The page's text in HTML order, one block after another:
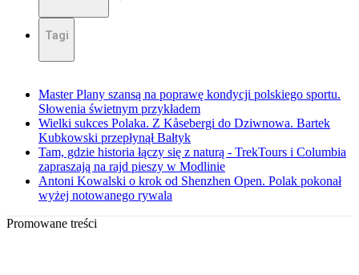
Tagi
Master Plany szansą na poprawę kondycji polskiego sportu.
Słowenia świetnym przykładem
Wielki sukces Polaka. Z Kåsebergi do Dziwnowa. Bartek
Kubkowski przepłynął Bałtyk
Tam, gdzie historia łączy się z naturą - TrekTours i Columbia
zapraszają na rajd pieszy w Modlinie
Antoni Kowalski o krok od Shenzhen Open. Polak pokonał
wyżej notowanego rywala
Promowane treści